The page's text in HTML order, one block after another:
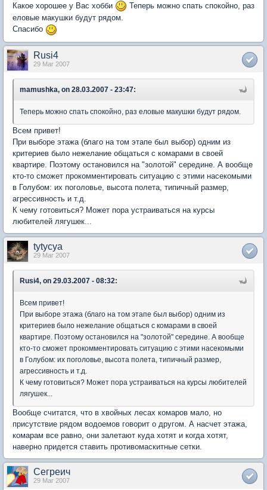
Какое хорошее у Вас хобби
Теперь можно спать спокойно, раз
еловые макушки будут рядом.
Спасибо
Rusi4
29 Mar 2007
mamushka, on 28.03.2007 - 23:47:
Теперь можно спать спокойно, раз еловые макушки будут рядом.
Всем привет!
При выборе этажа (благо на том этапе был выбор) одним из
критериев было нежелание общаться с комарами в своей
квартире. Поэтому остановился на "золотой" середине. А вообще
кто-то сможет прокомментировать ситуацию с этими насекомыми
в Голубом: их поголовье, высота полета, типичный размер,
агрессивность и т.д.
К чему готовиться? Может пора устраиваться на курсы
любителей лягушек...
tytycya
29 Mar 2007
Rusi4, on 29.03.2007 - 08:32:
Всем привет!
При выборе этажа (благо на том этапе был выбор) одним из
критериев было нежелание общаться с комарами в своей
квартире. Поэтому остановился на "золотой" середине. А вообще
кто-то сможет прокомментировать ситуацию с этими насекомыми
в Голубом: их поголовье, высота полета, типичный размер,
агрессивность и т.д.
К чему готовиться? Может пора устраиваться на курсы любителей
лягушек...
Вообще считатся, что в хвойных лесах комаров мало, но
присутствие рядом водоемов говорит о другом. А насчет этажа,
комарам все равно, они залетают куда хотят и когда хотят,
наверно придется ставить противомаскитные сетки.
Сегреич
29 Mar 2007